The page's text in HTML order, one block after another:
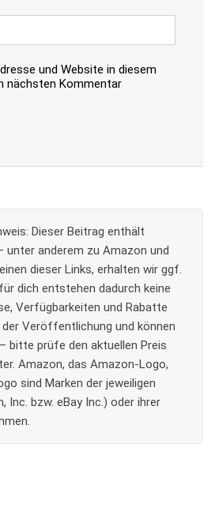
und Website in diesem
nächsten Kommentar
Dieser Beitrag enthält
unter anderem zu Amazon und
dieser Links, erhalten wir ggf.
dich entstehen dadurch keine
Verfügbarkeiten und Rabatte
Veröffentlichung und können
bitte prüfe den aktuellen Preis
Amazon, das Amazon-Logo,
sind Marken der jeweiligen
Inc. bzw. eBay Inc.) oder ihrer